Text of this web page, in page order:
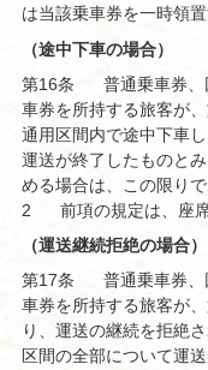
は当該乗車券を一時領
（途中下車の場合）
第16条
普通乗車券
車券を所持する旅客が
通用区間内で途中下車
運送が終了したものと
める場合は、この限りで
2
前項の規定は、座
（運送継続拒絶の場合）
第17条
普通乗車券
車券を所持する旅客が
り、運送の継続を拒絶
区間の全部について運